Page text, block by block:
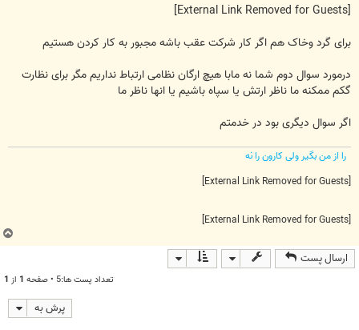
[External Link Removed for Guests]
برای گرد وخاک هم اگر کار شرکت عقب باشه مجبور به کار کردن هستیم
درمورد سوال دوم شما نه مابا هیچ ارگان نظامی ارتباط نداریم مگر برای نظارت
گکم ممکنه ما ناظر ارتش یا سپاه باشیم یا انها ناظر ما
اگر سوال دیگری بود در خدمتم
را از من بگیر ولی کارون را نه
[External Link Removed for Guests]
[External Link Removed for Guests]
ارسال پست
تعداد پست ها:5 • صفحه 1 از 1
پرش به